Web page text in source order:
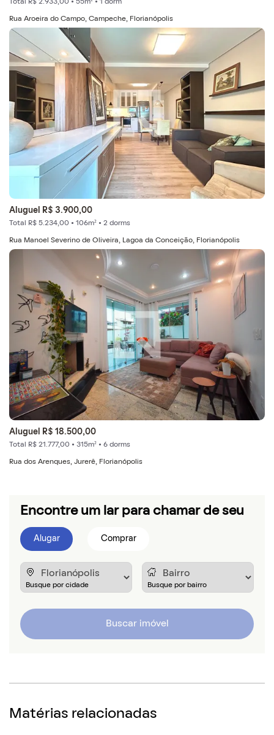
Encontre um lar para chamar de seu
Alugar Comprar
Buscar imóvel
Matérias relacionadas
Total R$ 2.933,00 • 55m² • 1 dorm
Rua Aroeira do Campo, Campeche, Florianópolis
Aluguel R$ 3.900,00
Total R$ 5.234,00 • 106m² • 2 dorms
Rua Manoel Severino de Oliveira, Lagoa da Conceição, Florianópolis
Aluguel R$ 18.500,00
Total R$ 21.777,00 • 315m² • 6 dorms
Rua dos Arenques, Jurerê, Florianópolis